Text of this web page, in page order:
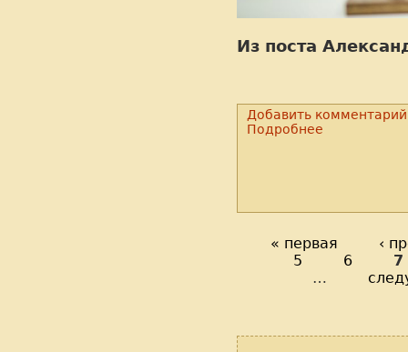
Из поста
Добавить комментарий
Подробнее
« первая
‹
5
6
7
…